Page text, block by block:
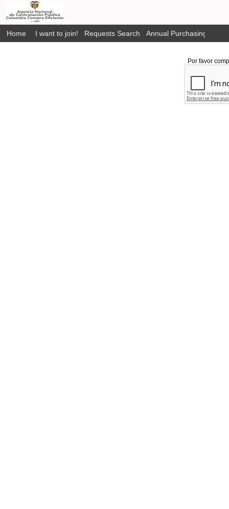
Home I want to join! Requests Search Annual Purchasing Plan
Por favor